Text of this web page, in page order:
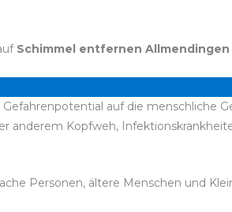
Schimmel entfernen Allmendingen
auf die menschliche
anderem Kopfweh,
Personen, ältere Menschen und